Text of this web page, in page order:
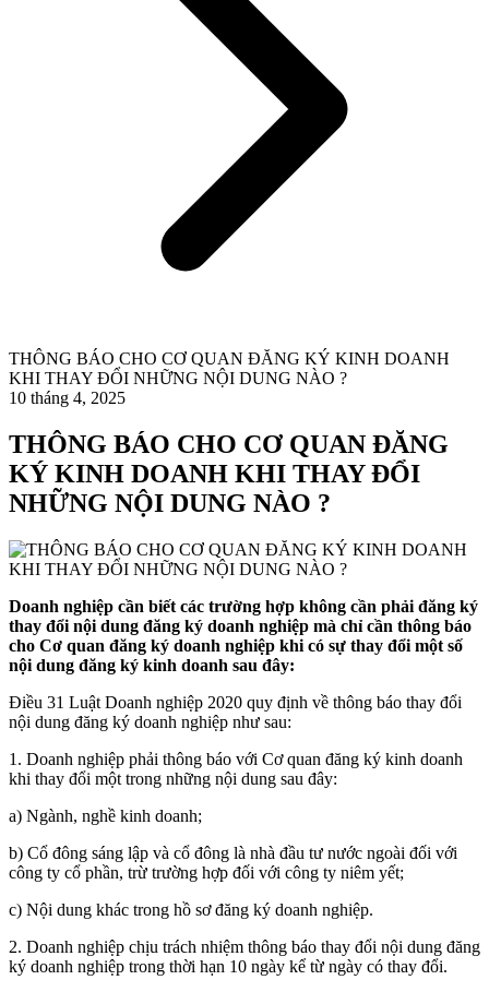
THÔNG BÁO CHO CƠ QUAN ĐĂNG KÝ KINH DOANH
KHI THAY ĐỔI NHỮNG NỘI DUNG NÀO ?
10 tháng 4, 2025
THÔNG BÁO CHO CƠ QUAN ĐĂNG
KÝ KINH DOANH KHI THAY ĐỔI
NHỮNG NỘI DUNG NÀO ?
Doanh nghiệp cần biết các trường hợp không cần phải đăng ký
thay đổi nội dung đăng ký doanh nghiệp mà chỉ cần thông báo
cho Cơ quan đăng ký doanh nghiệp khi có sự thay đổi một số
nội dung đăng ký kinh doanh sau đây:
Điều 31 Luật Doanh nghiệp 2020 quy định về thông báo thay đổi
nội dung đăng ký doanh nghiệp như sau:
1. Doanh nghiệp phải thông báo với Cơ quan đăng ký kinh doanh
khi thay đổi một trong những nội dung sau đây:
a) Ngành, nghề kinh doanh;
b) Cổ đông sáng lập và cổ đông là nhà đầu tư nước ngoài đối với
công ty cổ phần, trừ trường hợp đối với công ty niêm yết;
c) Nội dung khác trong hồ sơ đăng ký doanh nghiệp.
2. Doanh nghiệp chịu trách nhiệm thông báo thay đổi nội dung đăng
ký doanh nghiệp trong thời hạn 10 ngày kể từ ngày có thay đổi.